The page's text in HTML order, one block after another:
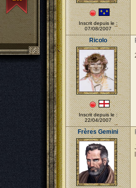
Inscrit depuis le :
07/08/2007
Ricolo
Inscrit depuis le :
22/04/2007
Frères Gemini